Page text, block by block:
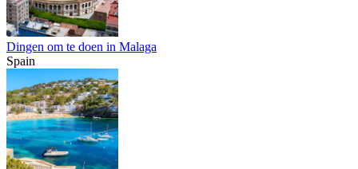
Dingen om te doen in Malaga
Spain